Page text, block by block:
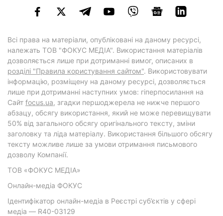
Всі права на матеріали, опубліковані на даному ресурсі,
належать ТОВ "ФОКУС МЕДІА". Використання матеріалів
дозволяється лише при дотриманні вимог, описаних в
розділі "Правила користування сайтом". Використовувати
інформацію, розміщену на даному ресурсі, дозволяється
лише при дотриманні наступних умов: гіперпосилання на
Cайт focus.ua, згадки першоджерела не нижче першого
абзацу, обсягу використання, який не може перевищувати
50% від загального обсягу оригінального тексту, зміни
заголовку та ліда матеріалу. Використання більшого обсягу
тексту можливе лише за умови отримання письмового
дозволу Компанії.
ТОВ «ФОКУС МЕДІА»
Онлайн-медіа ФОКУС
Ідентифікатор онлайн-медіа в Реєстрі суб’єктів у сфері
медіа — R40-03129